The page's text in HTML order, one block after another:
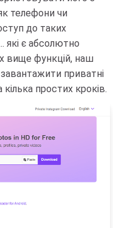
телефони чи
до таких
які є абсолютно
вище функцій, наш
приватні
кілька простих кроків.